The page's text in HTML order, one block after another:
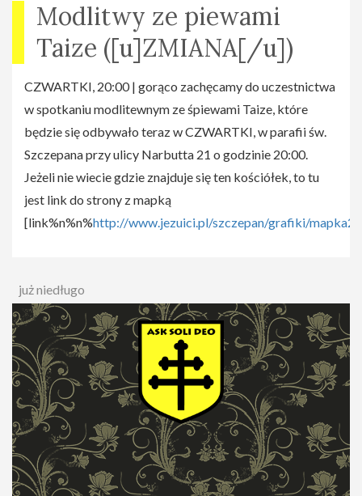
Modlitwy ze piewami
Taize ([u]ZMIANA[/u])
CZWARTKI, 20:00 | gorąco zachęcamy do uczestnictwa
w spotkaniu modlitewnym ze śpiewami Taize, które
będzie się odbywało teraz w CZWARTKI, w parafii św.
Szczepana przy ulicy Narbutta 21 o godzinie 20:00.
Jeżeli nie wiecie gdzie znajduje się ten kościółek, to tu
jest link do strony z mapką
[link%n%n%http://www.jezuici.pl/szczepan/grafiki/
już niedługo